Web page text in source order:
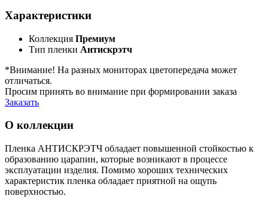
Характеристики
Коллекция Премиум
Тип пленки Антискрэтч
*Внимание! На разных мониторах цветопередача может
отличаться.
Просим принять во внимание при формировании заказа
Заказать
О коллекции
Пленка АНТИСКРЭТЧ обладает повышенной стойкостью к
образованию царапин, которые возникают в процессе
эксплуатации изделия. Помимо хороших технических
характеристик пленка обладает приятной на ощупь
поверхностью.